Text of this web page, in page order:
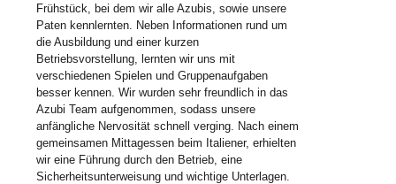
Frühstück, bei dem wir alle Azubis, sowie unsere
Paten kennlernten. Neben Informationen rund um
die Ausbildung und einer kurzen
Betriebsvorstellung, lernten wir uns mit
verschiedenen Spielen und Gruppenaufgaben
besser kennen. Wir wurden sehr freundlich in das
Azubi Team aufgenommen, sodass unsere
anfängliche Nervosität schnell verging. Nach einem
gemeinsamen Mittagessen beim Italiener, erhielten
wir eine Führung durch den Betrieb, eine
Sicherheitsunterweisung und wichtige Unterlagen.